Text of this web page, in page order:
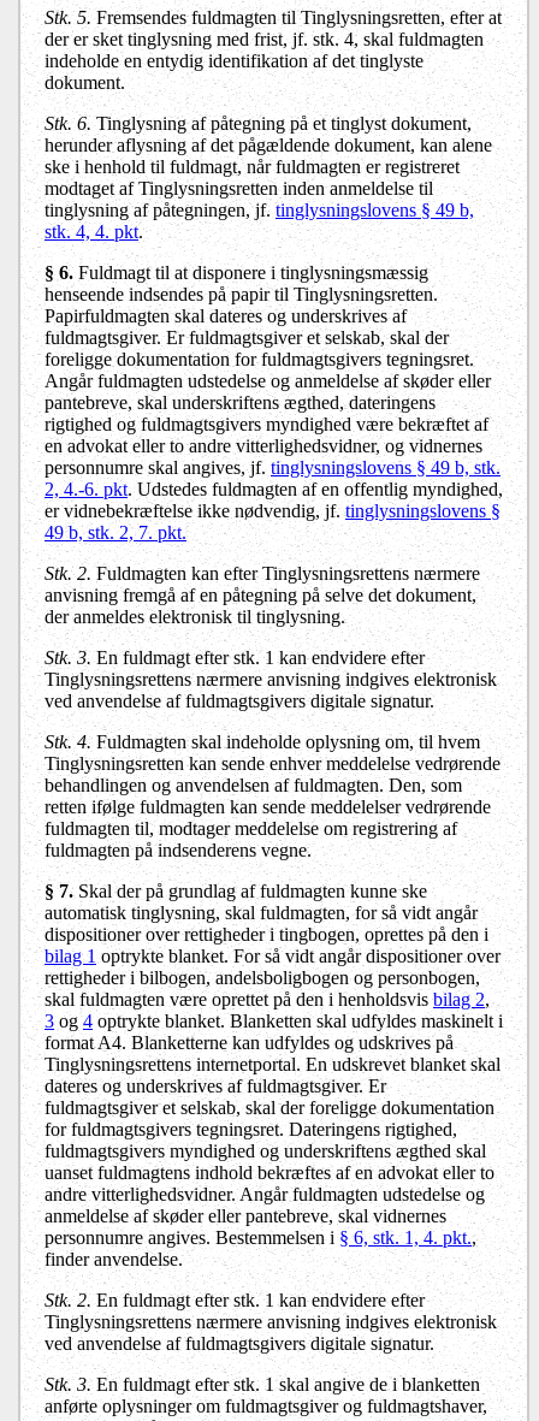
Stk. 5. Fremsendes fuldmagten til Tinglysningsretten, efter at
der er sket tinglysning med frist, jf. stk. 4, skal fuldmagten
indeholde en entydig identifikation af det tinglyste
dokument.
Stk. 6. Tinglysning af påtegning på et tinglyst dokument,
herunder aflysning af det pågældende dokument, kan alene
ske i henhold til fuldmagt, når fuldmagten er registreret
modtaget af Tinglysningsretten inden anmeldelse til
tinglysning af påtegningen, jf.tinglysningslovens § 49 b,
stk. 4, 4. pkt.
§ 6. Fuldmagt til at disponere i tinglysningsmæssig
henseende indsendes på papir til Tinglysningsretten.
Papirfuldmagten skal dateres og underskrives af
fuldmagtsgiver. Er fuldmagtsgiver et selskab, skal der
foreligge dokumentation for fuldmagtsgivers tegningsret.
Angår fuldmagten udstedelse og anmeldelse af skøder eller
pantebreve, skal underskriftens ægthed, dateringens
rigtighed og fuldmagtsgivers myndighed være bekræftet af
en advokat eller to andre vitterlighedsvidner, og vidnernes
personnumre skal angives, jf. tinglysningslovens § 49 b, stk.
2, 4.-6. pkt. Udstedes fuldmagten af en offentlig myndighed,
er vidnebekræftelse ikke nødvendig, jf.tinglysningslovens §
49 b, stk. 2, 7. pkt.
Stk. 2. Fuldmagten kan efter Tinglysningsrettens nærmere
anvisning fremgå af en påtegning på selve det dokument,
der anmeldes elektronisk til tinglysning.
Stk. 3. En fuldmagt efter stk. 1 kan endvidere efter
Tinglysningsrettens nærmere anvisning indgives elektronisk
ved anvendelse af fuldmagtsgivers digitale signatur.
Stk. 4.Fuldmagten skal indeholde oplysning om, til hvem
Tinglysningsretten kan sende enhver meddelelse vedrørende
behandlingen og anvendelsen af fuldmagten. Den, som
retten ifølge fuldmagten kan sende meddelelser vedrørende
fuldmagten til, modtager meddelelse om registrering af
fuldmagten på indsenderens vegne.
§ 7.Skal der på grundlag af fuldmagten kunne ske
automatisk tinglysning, skal fuldmagten, for så vidt angår
dispositioner over rettigheder i tingbogen, oprettes på den i
bilag 1 optrykte blanket. For så vidt angår dispositioner over
rettigheder i bilbogen, andelsboligbogen og personbogen,
skal fuldmagten være oprettet på den i henholdsvisbilag 2,
3og4 optrykte blanket. Blanketten skal udfyldes maskinelt i
format A4. Blanketterne kan udfyldes og udskrives på
Tinglysningsrettens internetportal. En udskrevet blanket skal
dateres og underskrives af fuldmagtsgiver. Er
fuldmagtsgiver et selskab, skal der foreligge dokumentation
for fuldmagtsgivers tegningsret. Dateringens rigtighed,
fuldmagtsgivers myndighed og underskriftens ægthed skal
uanset fuldmagtens indhold bekræftes af en advokat eller to
andre vitterlighedsvidner. Angår fuldmagten udstedelse og
anmeldelse af skøder eller pantebreve, skal vidnernes
personnumre angives. Bestemmelsen i§ 6, stk. 1, 4. pkt.,
finder anvendelse.
Stk. 2. En fuldmagt efter stk. 1 kan endvidere efter
Tinglysningsrettens nærmere anvisning indgives elektronisk
ved anvendelse af fuldmagtsgivers digitale signatur.
Stk. 3.En fuldmagt efter stk. 1 skal angive de i blanketten
anførte oplysninger om fuldmagtsgiver og fuldmagtshaver,